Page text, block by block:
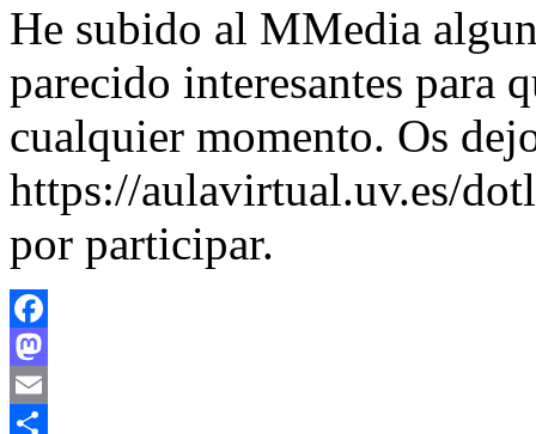
He subido al MMedia
parecido interesantes para
cualquier momento. Os
https://aulavirtual.uv.es/
por participar.
Facebook
Mastodon
Email